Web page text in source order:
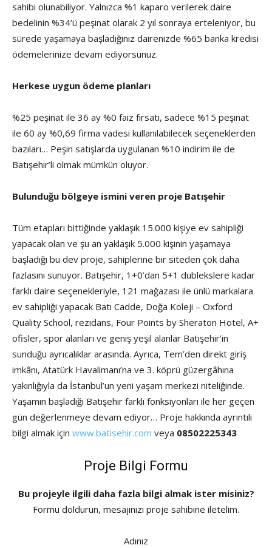
sahibi olunabiliyor. Yalnızca %1 kaparo verilerek daire
bedelinin %34’ü peşinat olarak 2 yıl sonraya erteleniyor, bu
sürede yaşamaya başladığınız dairenizde %65 banka kredisi
ödemelerinize devam ediyorsunuz.
Herkese uygun ödeme planları
%25 peşinat ile 36 ay %0 faiz fırsatı, sadece %15 peşinat
ile 60 ay %0,69 firma vadesi kullanılabilecek seçeneklerden
bazıları… Peşin satışlarda uygulanan %10 indirim ile de
Batışehir’li olmak mümkün oluyor.
Bulunduğu bölgeye ismini veren proje Batışehir
Tüm etapları bittiğinde yaklaşık 15.000 kişiye ev sahipliği
yapacak olan ve şu an yaklaşık 5.000 kişinin yaşamaya
başladığı bu dev proje, sahiplerine bir siteden çok daha
fazlasını sunuyor. Batışehir, 1+0’dan 5+1 dublekslere kadar
farklı daire seçenekleriyle, 121 mağazası ile ünlü markalara
ev sahipliği yapacak Batı Cadde, Doğa Koleji – Oxford
Quality School, rezidans, Four Points by Sheraton Hotel, A+
ofisler, spor alanları ve geniş yeşil alanlar Batışehir’in
sunduğu ayrıcalıklar arasında. Ayrıca, Tem’den direkt giriş
imkânı, Atatürk Havalimanı’na ve 3. köprü güzergâhına
yakınlığıyla da İstanbul’un yeni yaşam merkezi niteliğinde.
Yaşamın başladığı Batışehir farklı fonksiyonları ile her geçen
gün değerlenmeye devam ediyor… Proje hakkında ayrıntılı
bilgi almak için www.batisehir.com veya 08502225343
Proje Bilgi Formu
Bu projeyle ilgili daha fazla bilgi almak ister misiniz?
Formu doldurun, mesajınızı proje sahibine iletelim.
Adınız